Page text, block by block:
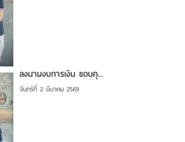
ลงนามงบการเงิน ขอบคุ...
จันทร์ที่ 2 มีนาคม 2569